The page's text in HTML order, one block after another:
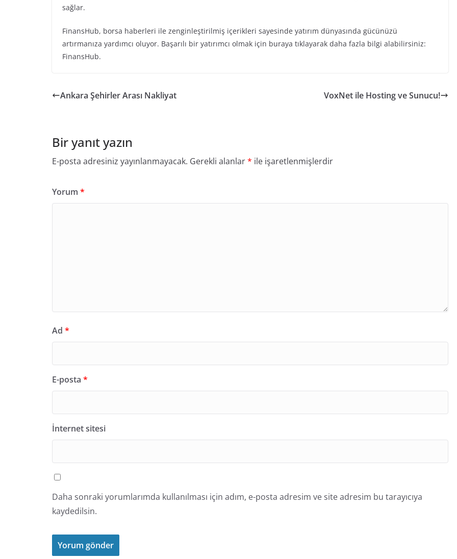
sağlar.
FinansHub, borsa haberleri ile zenginleştirilmiş içerikleri sayesinde yatırım dünyasında gücünüzü
artırmanıza yardımcı oluyor. Başarılı bir yatırımcı olmak için buraya tıklayarak daha fazla bilgi alabilirsiniz:
FinansHub.
Ankara Şehirler Arası Nakliyat VoxNet ile Hosting ve Sunucu!
Bir yanıt yazın
E-posta adresiniz yayınlanmayacak. Gerekli alanlar* ile işaretlenmişlerdir
Yorum *
Ad *
E-posta *
İnternet sitesi
Daha sonraki yorumlarımda kullanılması için adım, e-posta adresim ve site adresim bu tarayıcıya
kaydedilsin.